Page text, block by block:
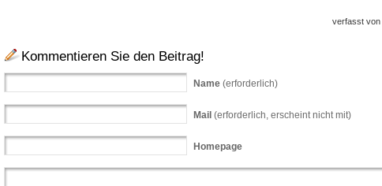
verfasst von
Kommentieren Sie den Beitrag!
Name (erforderlich)
Mail (erforderlich, erscheint nicht mit)
Homepage